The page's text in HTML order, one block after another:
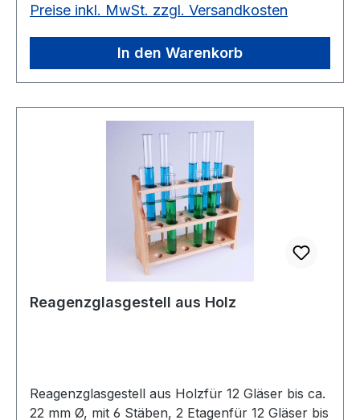
Preise inkl. MwSt. zzgl. Versandkosten
In den Warenkorb
Reagenzglasgestell aus Holz
Reagenzglasgestell aus Holzfür 12 Gläser bis ca.
22 mm Ø, mit 6 Stäben, 2 Etagenfür 12 Gläser bis